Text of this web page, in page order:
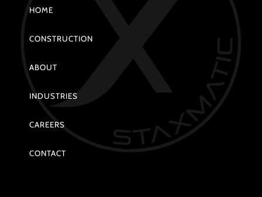
HOME
CONSTRUCTION
ABOUT
INDUSTRIES
CAREERS
CONTACT